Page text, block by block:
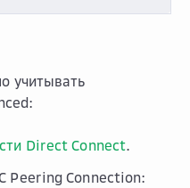
учитывать
Direct Connect.
Peering Connection: